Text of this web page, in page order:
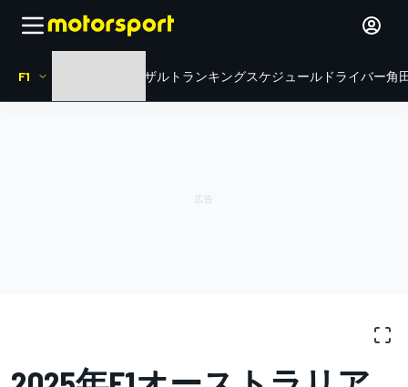
F1 リザルト ランキングスケジュール ドライバー角